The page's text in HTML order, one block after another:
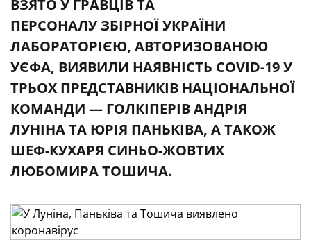
ВЗЯТО У ГРАВЦІВ ТА
ПЕРСОНАЛУ ЗБІРНОЇ УКРАЇНИ
ЛАБОРАТОРІЄЮ, АВТОРИЗОВАНОЮ
УЄФА, ВИЯВИЛИ НАЯВНІСТЬ COVID-19 У
ТРЬОХ ПРЕДСТАВНИКІВ НАЦІОНАЛЬНОЇ
КОМАНДИ — ГОЛКІПЕРІВ АНДРІЯ
ЛУНІНА ТА ЮРІЯ ПАНЬКІВА, А ТАКОЖ
ШЕФ-КУХАРЯ СИНЬО-ЖОВТИХ
ЛЮБОМИРА ТОШИЧА.